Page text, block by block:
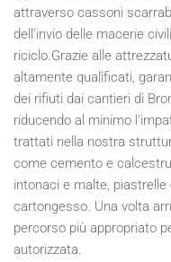
attraverso cassoni
dell'invio delle macerie
riciclo.Grazie alle
altamente qualificati,
dei rifiuti dai cantieri di
riducendo al minimo
trattati nella nostra
come cemento e
intonaci e malte,
cartongesso. Una volta
percorso più appropriato
autorizzata.